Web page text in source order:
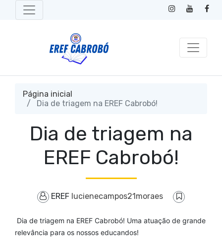
Página inicial
Dia de triagem na EREF Cabrobó!
Dia de triagem na
EREF Cabrobó!
EREF lucienecampos21moraes
Dia de triagem na EREF Cabrobó! Uma atuação de grande
relevância para os nossos educandos!